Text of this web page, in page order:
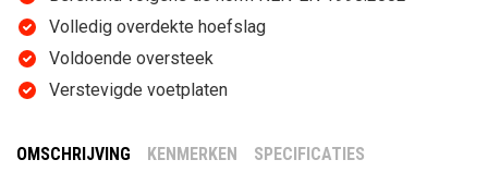
Volledig overdekte hoefslag
Voldoende oversteek
Verstevigde voetplaten
OMSCHRIJVING KENMERKEN
SPECIFICATIES